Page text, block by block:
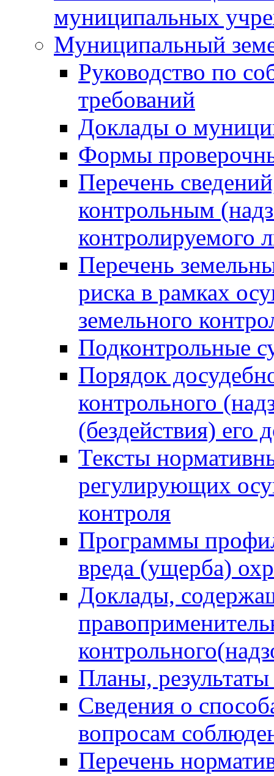
муниципальных
Муниципальный
Руководство по
требований
Доклады о
Формы
Перечень
контрольным
контролируемого
Перечень
риска в рамках
земельного
Подконтрольные
Порядок
контрольного
(бездействия)
Тексты
регулирующих
контроля
Программы
вреда (ущерба)
Доклады,
Планы,
Сведения о
вопросам
Перечень